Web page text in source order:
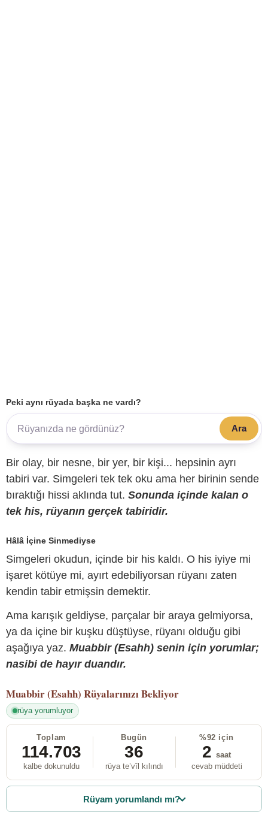
Peki aynı rüyada başka ne vardı?
Ara
Bir olay, bir nesne, bir yer, bir kişi... hepsinin ayrı
tabiri var. Simgeleri tek tek oku ama her birinin sende
bıraktığı hissi aklında tut. Sonunda içinde kalan o
tek his, rüyanın gerçek tabiridir.
Hâlâ İçine Sinmediyse
Simgeleri okudun, içinde bir his kaldı. O his iyiye mi
işaret kötüye mi, ayırt edebiliyorsan rüyanı zaten
kendin tabir etmişsin demektir.
Ama karışık geldiyse, parçalar bir araya gelmiyorsa,
ya da içine bir kuşku düştüyse, rüyanı olduğu gibi
aşağıya yaz. Muabbir (Esahh) senin için yorumlar;
nasibi de hayır duandır.
Muabbir (Esahh) Rüyalarınızı Bekliyor
rüya yorumluyor
Toplam
114.703
kalbe dokunuldu
Bugün
36
rüya te’vîl kılındı
%92 için
2 saat
cevab müddeti
Rüyam yorumlandı mı?